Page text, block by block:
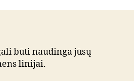
būti naudinga jūsų
linijai.